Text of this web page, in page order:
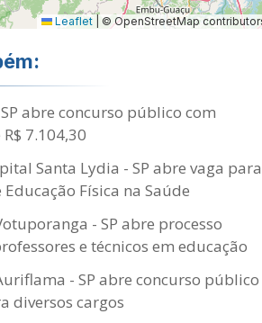
Leaflet © OpenStreetMap
abre concurso público com
7.104,30
Santa Lydia - SP abre vaga para
Física na Saúde
- SP abre processo
e técnicos em educação
- SP abre concurso público
diversos cargos